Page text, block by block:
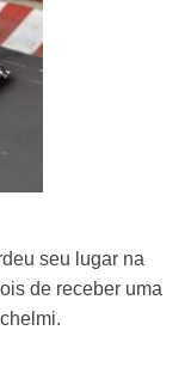
seu lugar na
de receber uma